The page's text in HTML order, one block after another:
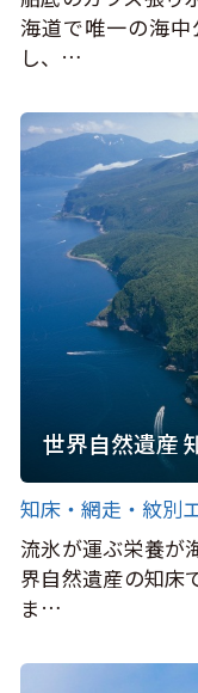
海道で唯一の海
し、…
世界自然遺産
知床・網走・紋別
流氷が運ぶ栄養が
界自然遺産の知床
ま…